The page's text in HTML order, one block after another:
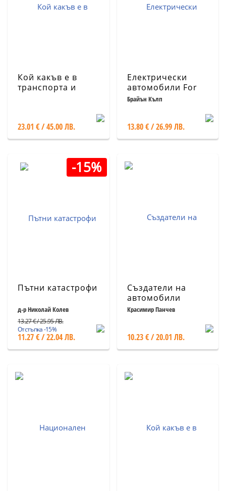
Кой какъв е в
транспорта и
справочник
23.01 € / 45.00 ЛВ.
Електрически
автомобили For
Dummies
Брайън Кълп
13.80 € / 26.99 ЛВ.
-15%
Пътни катастрофи
д-р Николай Колев
13.27 € / 25.95 ЛВ.
Отстъпка -15%
11.27 € / 22.04 ЛВ.
Създатели на
автомобили
Красимир Панчев
10.23 € / 20.01 ЛВ.